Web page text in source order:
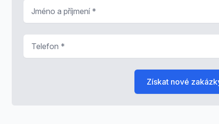
Získat nové